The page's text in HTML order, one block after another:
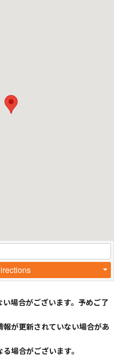
場合がございます。予めご了
が更新されていない場合があ
場合がございます。